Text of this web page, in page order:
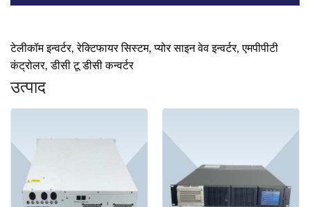
टेलीकॉम इन्वर्टर, रेक्टिफायर सिस्टम, प्योर साइन वेव इन्वर्टर, एमपीपीटी
कंट्रोलर, डीसी टू डीसी कन्वर्टर
उत्पाद